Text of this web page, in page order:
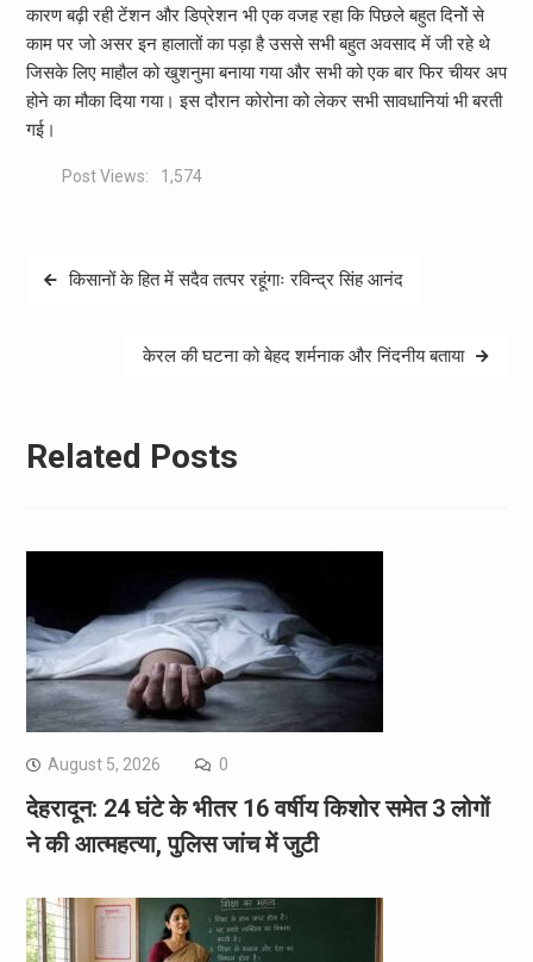
कारण बढ़ी रही टेंशन और डिप्रेशन भी एक वजह रहा कि पिछले बहुत दिनोें से
काम पर जो असर इन हालातों का पड़ा है उससे सभी बहुत अवसाद में जी रहे थे
जिसके लिए माहौल को खुशनुमा बनाया गया और सभी को एक बार फिर चीयर अप
होने का मौका दिया गया। इस दौरान कोरोना को लेकर सभी सावधानियां भी बरती
गई।
Post Views: 1,574
Postकिसानों के हित में सदैव तत्पर रहूंगाः रविन्द्र सिंह आनंद
केरल की घटना को बेहद शर्मनाक और निंदनीय बताया
Related Posts
August 5, 2026 0
देहरादून: 24 घंटे के भीतर 16 वर्षीय किशोर समेत 3 लोगों
ने की आत्महत्या, पुलिस जांच में जुटी